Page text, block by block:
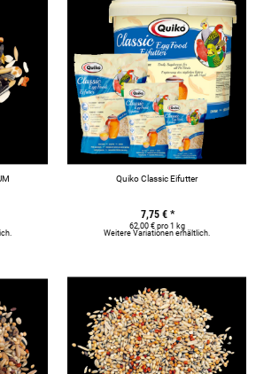
Quiko Classic Eifutter
7,75 €*
62,00 € pro 1 kg
Weitere Variationen erhältlich.